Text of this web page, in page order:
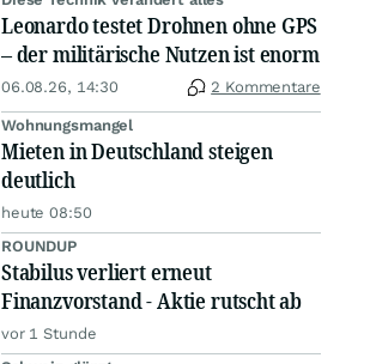
Leonardo testet Drohnen ohne GPS
– der militärische Nutzen ist enorm
06.08.26, 14:30 2 Kommentare
Wohnungsmangel
Mieten in Deutschland steigen
deutlich
heute 08:50
ROUNDUP
Stabilus verliert erneut
Finanzvorstand - Aktie rutscht ab
vor 1 Stunde